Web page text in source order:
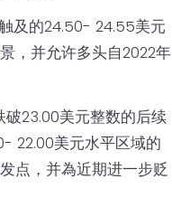
及的24.50- 24.55美元
，并允许多头自2022年
23.00美元整数的后续
22.00美元水平区域的
点，并為近期进一步贬